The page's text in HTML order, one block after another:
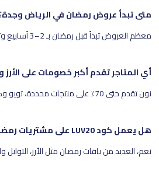
متى تبدأ عروض رمضان في الرياض
معظم العروض تبدأ قبل رمضان بـ 2–3 أسابيع وتستمر لشهر كامل
أي المتاجر تقدم أكبر خصومات على الأرز
نون تقدم حتى 70٪ على منتجات محددة، تويو وكارفور قريبين منها
هل يعمل كود LUV20 على مشتريات رمضان من نون؟
نعم، العديد من باقات رمضان مثل الأرز، التوابل